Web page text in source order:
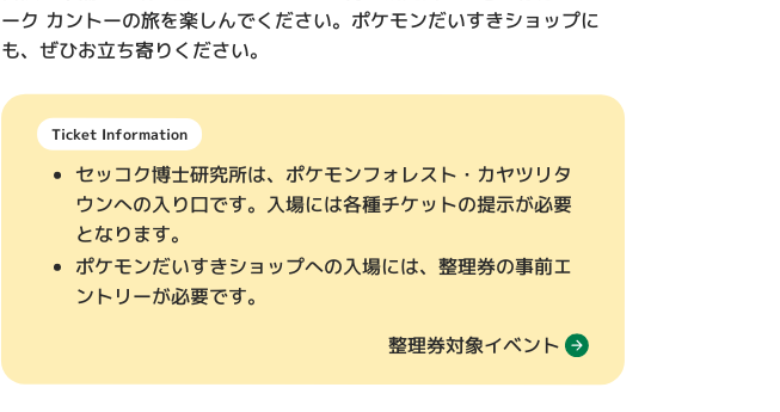
ーク カントーの旅を楽しんでください。ポケモンだいすきショップに
も、ぜひお立ち寄りください。
Ticket Information
セッコク博士研究所は、ポケモンフォレスト・カヤツリタ
ウンへの入り口です。入場には各種チケットの提示が必要
となります。
ポケモンだいすきショップへの入場には、整理券の事前エ
ントリーが必要です。
整理券対象イベント